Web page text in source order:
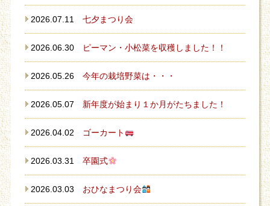
2026.07.11 七夕まつり会
2026.06.30 ピーマン・小松菜を収穫しました！！
2026.05.26 今年の栽培野菜は・・・
2026.05.07 新年度が始まり１か月がたちました！
2026.04.02 ゴーカート
2026.03.31 卒園式
2026.03.03 おひなまつり会